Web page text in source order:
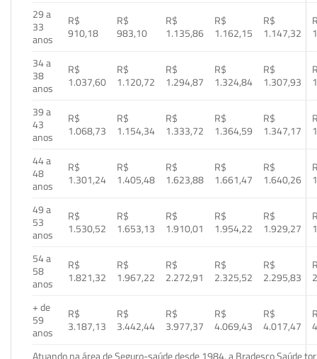
29 a
33
anos
R$
910,18
R$
983,10
R$
1.135,86
R$
1.162,15
R$
1.147,32
34 a
38
anos
R$
1.037,60
R$
1.120,72
R$
1.294,87
R$
1.324,84
R$
1.307,93
39 a
43
anos
R$
1.068,73
R$
1.154,34
R$
1.333,72
R$
1.364,59
R$
1.347,17
44 a
48
anos
R$
1.301,24
R$
1.405,48
R$
1.623,88
R$
1.661,47
R$
1.640,26
49 a
53
anos
R$
1.530,52
R$
1.653,13
R$
1.910,01
R$
1.954,22
R$
1.929,27
54 a
58
anos
R$
1.821,32
R$
1.967,22
R$
2.272,91
R$
2.325,52
R$
2.295,83
+ de
59
anos
R$
3.187,13
R$
3.442,44
R$
3.977,37
R$
4.069,43
R$
4.017,47